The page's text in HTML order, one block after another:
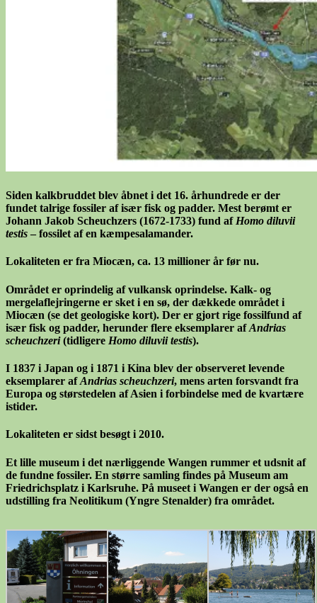
Siden kalkbruddet blev åbnet i det 16. århundrede er der
fundet talrige fossiler af især fisk og padder. Mest berømt er
Johann Jakob Scheuchzers (1672-1733) fund af Homo diluvii
testis– fossilet af en kæmpesalamander.
Lokaliteten er fra Miocæn, ca. 13 millioner år før nu.
Området er oprindelig af vulkansk oprindelse. Kalk- og
mergelaflejringerne er sket i en sø, der dækkede området i
Miocæn (se det geologiske kort). Der er gjort rige fossilfund af
især fisk og padder, herunder flere eksemplarer afAndrias
scheuchzeri(tidligere Homo diluvii testis).
I 1837 i Japan og i 1871 i Kina blev der observeret levende
eksemplarer afAndrias scheuchzeri, mens arten forsvandt fra
Europa og størstedelen af Asien i forbindelse med de kvartære
istider.
Lokaliteten er sidst besøgt i 2010.
Et lille museum i det nærliggende Wangen rummer et udsnit af
de fundne fossiler. En større samling findes på Museum am
Friedrichsplatz i Karlsruhe. På museet i Wangen er der også en
udstilling fra Neolitikum (Yngre Stenalder) fra området.